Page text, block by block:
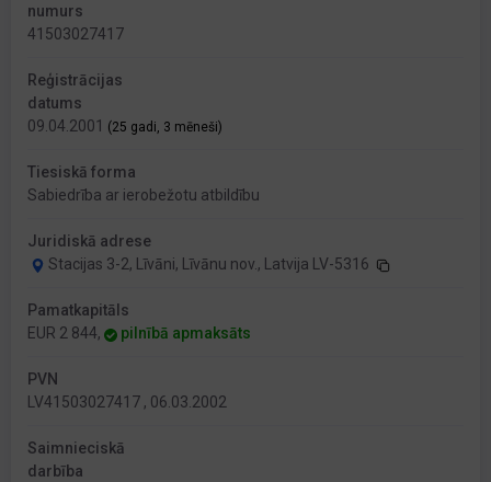
numurs
41503027417
Reģistrācijas
datums
09.04.2001 (25 gadi, 3 mēneši)
Tiesiskā forma
Sabiedrība ar ierobežotu atbildību
Juridiskā adrese
Stacijas 3-2, Līvāni, Līvānu nov., Latvija LV-5316
Pamatkapitāls
EUR 2 844,
pilnībā apmaksāts
PVN
LV41503027417 , 06.03.2002
Saimnieciskā
darbība